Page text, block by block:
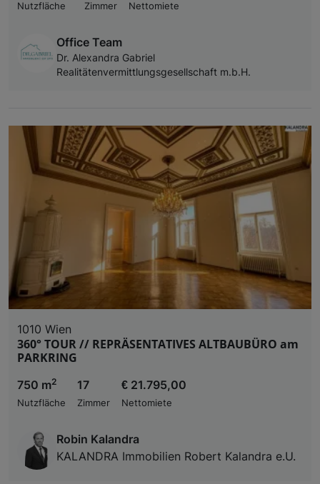
Nutzfläche
Zimmer Nettomiete
Office Team
Dr. Alexandra Gabriel
Realitätenvermittlungsgesellschaft m.b.H.
1010 Wien
360° TOUR // REPRÄSENTATIVES ALTBAUBÜRO am
PARKRING
750 m2
Nutzfläche
17
Zimmer
€ 21.795,00
Nettomiete
Robin Kalandra
KALANDRA Immobilien Robert Kalandra e.U.